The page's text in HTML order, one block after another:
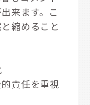
来ます。こ
縮めること
責任を重視